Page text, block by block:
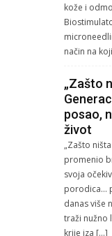
kože i
način na
„Zašto
posao,
život
„Zašto
promenio
svoja
porodica…
danas više
traži nužno
krije iza […]